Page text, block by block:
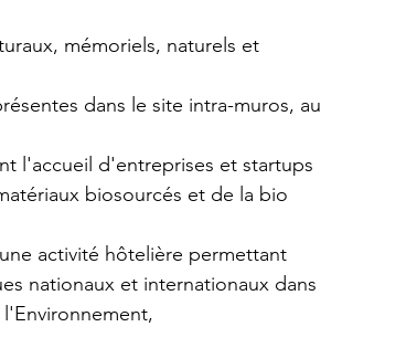
mémoriels, naturels et
dans le site intra-muros, au
l'accueil d'entreprises et startups
biosourcés et de la bio
activité hôtelière permettant
nationaux et internationaux dans